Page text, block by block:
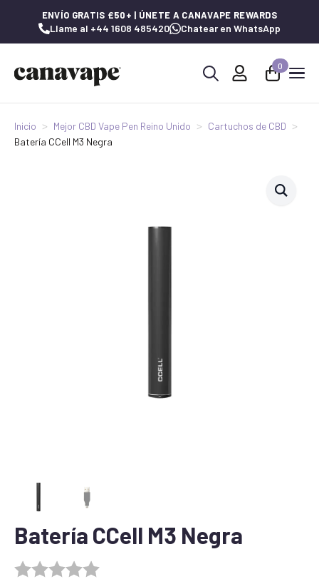
ENVÍO GRATIS £50+ | ÚNETE A CANAVAPE REWARDS
Llame al +44 1608 485420 Chatear en WhatsApp
0
Inicio Mejor CBD Vape Pen Reino Unido
Cartuchos de CBD
Batería CCell M3 Negra
Batería CCell M3 Negra